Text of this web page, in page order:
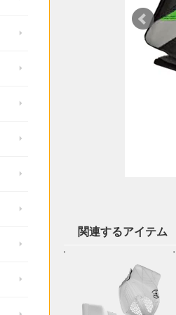
関連するアイテム
' '